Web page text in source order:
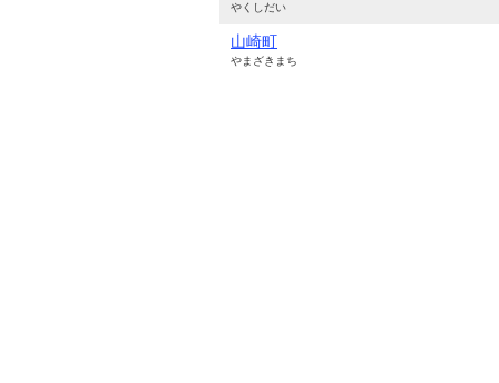
やくしだい
山崎町
やまざきまち